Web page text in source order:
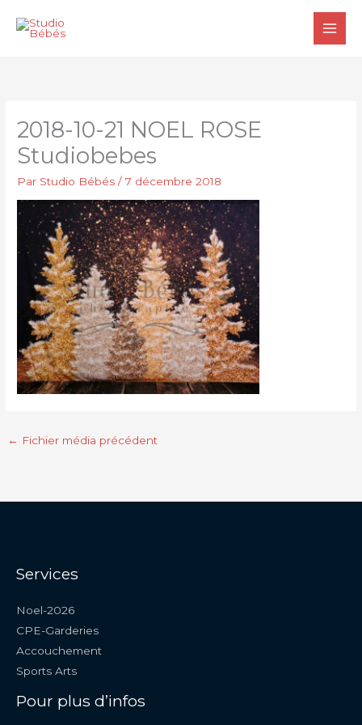
2018-10-21 NOEL ROSE
Studiobebes
Par Studio Bébés/7 décembre 2018
← Fichier média précédent
Services
Noel-2026
CPE-Garderies
Accouchement
Sports Arts
Pour plus d’infos